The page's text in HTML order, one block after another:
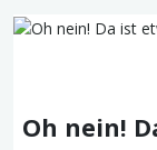
Oh nein!